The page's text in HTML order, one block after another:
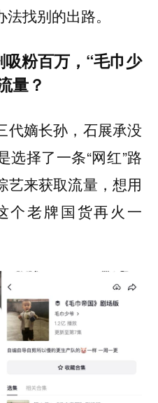
找别的出路。
粉百万，“毛巾少
量？
代嫡长孙，石展承没
选择了一条“网红”路
艺来获取流量，想用
个老牌国货再火一